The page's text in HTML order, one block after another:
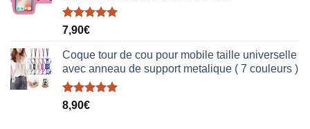
Note5.00
7,90€
Coque tour de cou pour mobile taille universelle
avec anneau de support metalique ( 7 couleurs )
Note5.00
8,90€